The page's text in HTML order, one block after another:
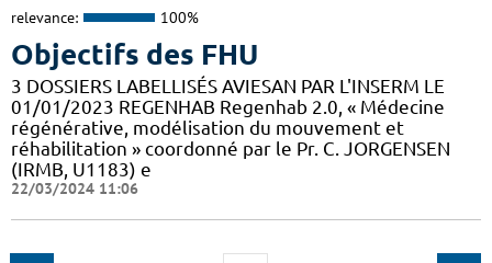
relevance: 100%
Objectifs des FHU
3 DOSSIERS LABELLISÉS AVIESAN PAR L'INSERM LE
01/01/2023 REGENHAB Regenhab 2.0, « Médecine
régénérative, modélisation du mouvement et
réhabilitation » coordonné par le Pr. C. JORGENSEN
(IRMB, U1183) e
22/03/2024 11:06